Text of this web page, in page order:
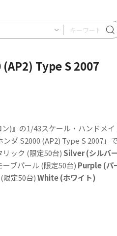
Type S 2007
ン)』の1/43スケール・ハンドメ
ダ S2000 (AP2) Type S 2007」
ック (限定50台)Silver (シルバ
ブパール (限定50台) Purple (パ
限定50台)White (ホワイト)